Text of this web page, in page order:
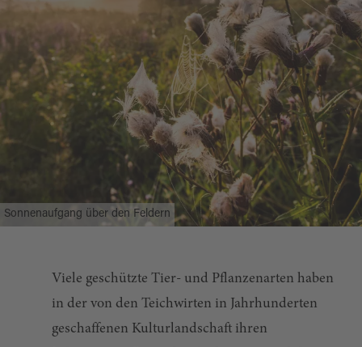
Sonnenaufgang über den Feldern
Viele geschützte Tier- und Pflanzenarten haben
in der von den Teichwirten in Jahrhunderten
geschaffenen Kulturlandschaft ihren